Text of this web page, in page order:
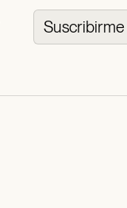
Suscribirme